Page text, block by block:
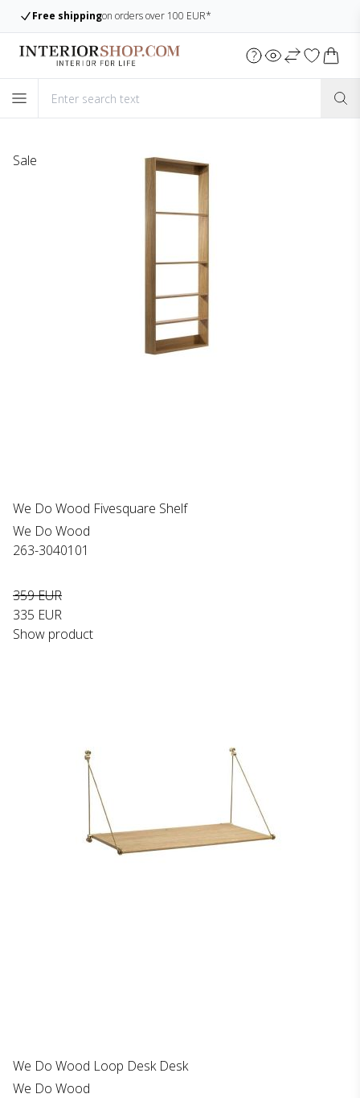
Free shippingon orders over 100 EUR*
Sale
We Do Wood Fivesquare Shelf
We Do Wood
263-3040101
359 EUR
335 EUR
Show product
We Do Wood Loop Desk Desk
We Do Wood